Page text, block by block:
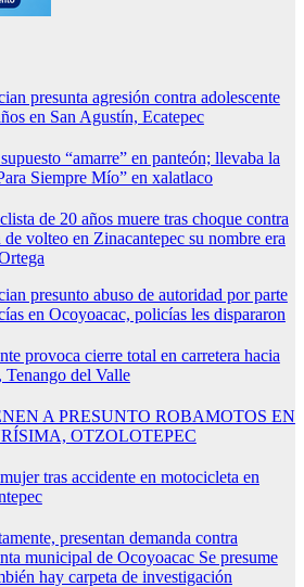
presunta agresión contra adolescente
en San Agustín, Ecatepec
“amarre” en panteón; llevaba la
Siempre Mío” en xalatlaco
de 20 años muere tras choque contra
de volteo en Zinacantepec su nombre era
presunto abuso de autoridad por parte
en Ocoyoacac, policías les dispararon
provoca cierre total en carretera hacia
Tenango del Valle
A PRESUNTO ROBAMOTOS EN
OTZOLOTEPEC
tras accidente en motocicleta en
presentan demanda contra
municipal de Ocoyoacac Se presume
hay carpeta de investigación